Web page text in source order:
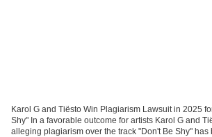
Karol G and Tiësto Win Plagiarism Lawsuit in 2025
Shy" In a favorable outcome for artists Karol G and
alleging plagiarism over the track "Don't Be Shy" has